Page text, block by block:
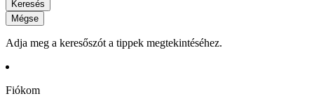
Keresés
Mégse
Adja meg a keresőszót a tippek megtekintéséhez.
Fiókom